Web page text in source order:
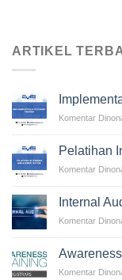
ARTIKEL
Komentar
Pelatihan
Komentar
Internal
Komentar
Komentar